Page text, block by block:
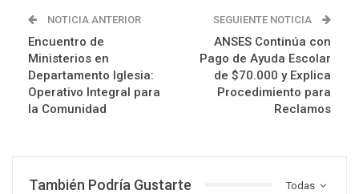
NOTICIA ANTERIOR
Encuentro de
Ministerios en
Departamento Iglesia:
Operativo Integral para
la Comunidad
SEGUIENTE NOTICIA
ANSES Continúa con
Pago de Ayuda Escolar
de $70.000 y Explica
Procedimiento para
Reclamos
Todas
También Podría Gustarte